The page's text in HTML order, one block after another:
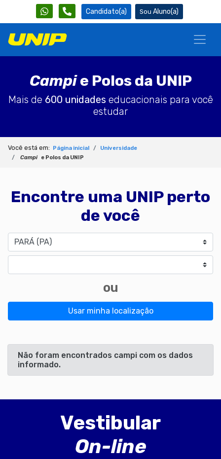
Candidato(a) Aluno(a)
Campie Polos da UNIP
Mais de 600 unidades educacionais para você
estudar
Você está em: Página inicial
Universidade
Campi
e Polos da UNIP
Encontre uma UNIP perto
de você
Estado
ou
Usar minha localização
Não foram encontrados campi com os dados
informado.
Vestibular
On-line